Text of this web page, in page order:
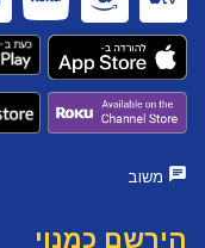
משוב
הירשם כמנוי